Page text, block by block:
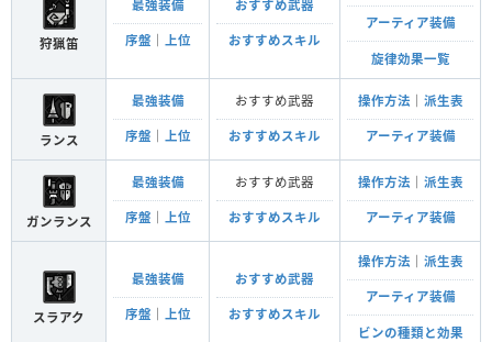
狩猟笛
最強装備
序盤 上位
おすすめ武器
おすすめスキル
アーティア装備
旋律効果一覧
ランス
最強装備
序盤 上位
おすすめ武器
おすすめスキル
操作方法 派生表
アーティア装備
ガンランス
最強装備
序盤 上位
おすすめ武器
おすすめスキル
操作方法 派生表
アーティア装備
スラアク
最強装備
序盤 上位
おすすめ武器
おすすめスキル
操作方法 派生表
アーティア装備
ビンの種類と効果